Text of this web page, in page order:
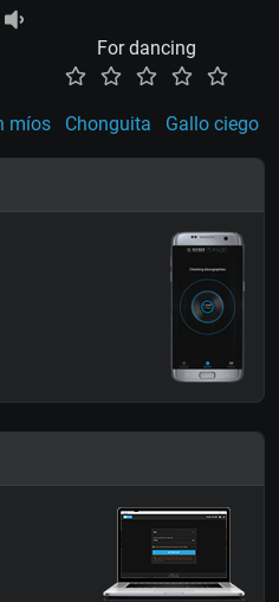
For dancing
míos Chonguita Gallo ciego